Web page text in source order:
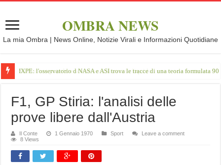
OMBRA NEWS
La mia Ombra | News Online, Notizie Virali e Informazioni Quotidiane
IXPE: l'osservatorio d NASA e ASI trova le tracce di una teoria formulata 90
F1, GP Stiria: l'analisi delle
prove libere dall'Austria
Il Conte 1 Gennaio 1970 Sport
Leave a comment
8 Views